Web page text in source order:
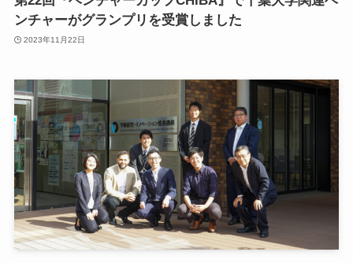
ンチャーがグランプリを受賞しました
2023年11月22日